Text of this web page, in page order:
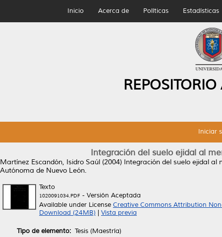
Inicio Acerca de Políticas Estadísticas
Iniciar
Integración del suelo ejidal al
Martínez Escandón, Isidro Saúl (2004) Integración del suelo ejidal al
Autónoma de Nuevo León.
Texto
1020091034.PDF - Versión Aceptada
Available under License Creative Commons Attribution
Download (24MB)
Vista previa
Tipo de elemento: Tesis (Maestría)